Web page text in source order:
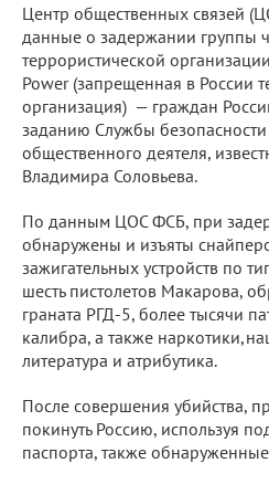
Центр общественных связей
данные о задержании группы
террористической
Power (запрещенная в России
организация) — граждан
заданию Службы
общественного деятеля,
Владимира Соловьева.
По данным ЦОС ФСБ, при
обнаружены и изъяты
зажигательных устройств по
шесть пистолетов Макарова,
граната РГД-5, более тысячи
калибра, а также
литература и атрибутика.
После совершения убийства,
покинуть Россию, используя
паспорта, также